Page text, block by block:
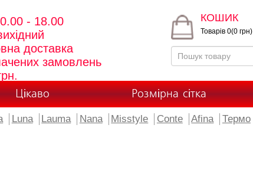
- 18.00
доставка
замовлень
КОШИК
Товарів 0(0 грн)
Цікаво Розмірна сітка
Luna Lauma Nana Misstyle Conte Afina Термо